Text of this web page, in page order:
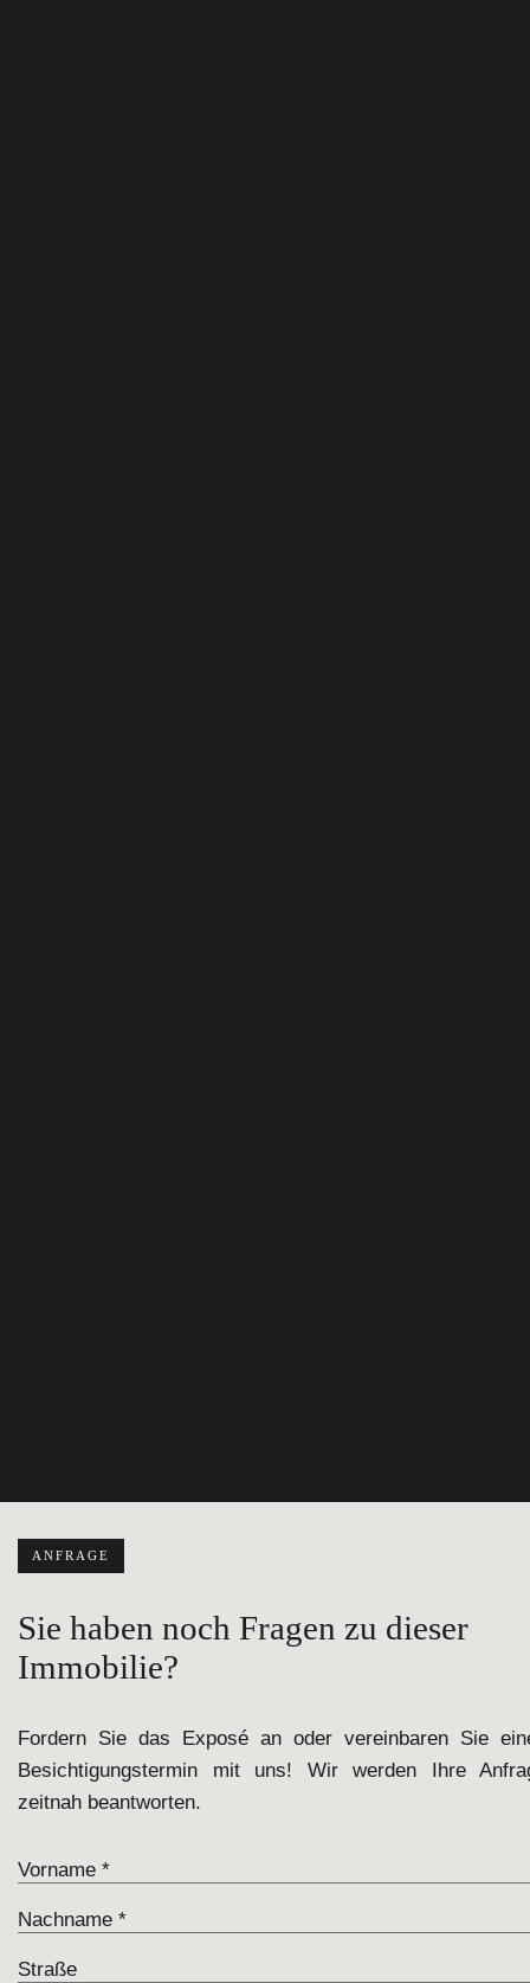
ANFRAGE
Sie haben noch Fragen zu dieser
Immobilie?
Fordern Sie das Exposé an oder vereinbaren Sie
Besichtigungstermin mit uns! Wir werden Ihre
zeitnah beantworten.